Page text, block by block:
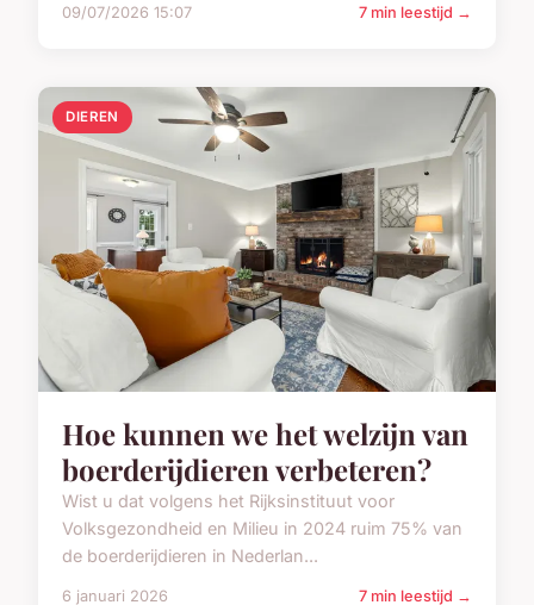
09/07/2026 15:07 7 min leestijd →
DIEREN
Hoe kunnen we het welzijn van
boerderijdieren verbeteren?
Wist u dat volgens het Rijksinstituut voor
Volksgezondheid en Milieu in 2024 ruim 75% van
de boerderijdieren in Nederlan...
6 januari 2026 7 min leestijd →